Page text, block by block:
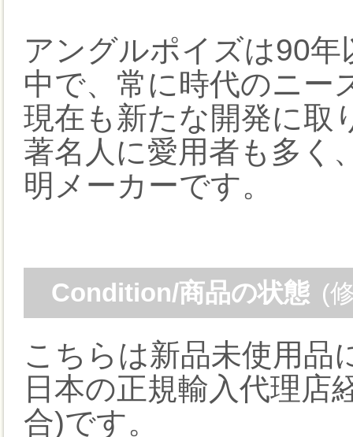
アングルポイズは90
中で、常に時代のニー
現在も新たな開発に取
著名人に愛用者も多く
明メーカーです。
Condition/商品の状態 (
こちらは新品未使用品
日本の正規輸入代理店
合)です。